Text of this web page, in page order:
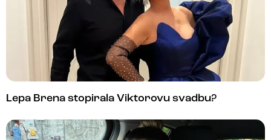
Lepa Brena stopirala Viktorovu svadbu?